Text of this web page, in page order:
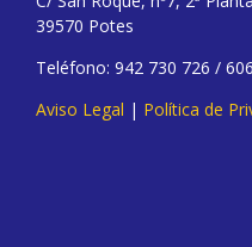
39570 Potes
Teléfono: 942 730 726 /
Aviso Legal | Política de